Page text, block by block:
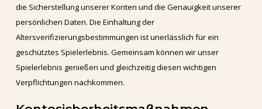
die Sicherstellung unserer Konten und die Genauigkeit unserer
persönlichen Daten. Die Einhaltung der
Altersverifizierungsbestimmungen ist unerlässlich für ein
geschütztes Spielerlebnis. Gemeinsam können wir unser
Spielerlebnis genießen und gleichzeitig diesen wichtigen
Verpflichtungen nachkommen.